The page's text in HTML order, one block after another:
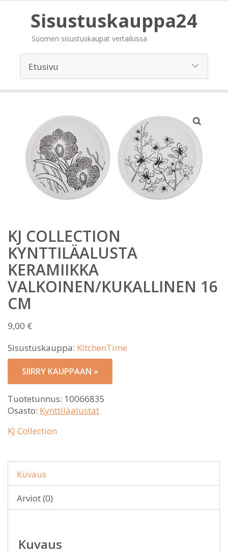
Sisustuskauppa24
Suomen sisustuskaupat vertailussa
KJ COLLECTION
KYNTTILÄALUSTA
KERAMIIKKA
VALKOINEN/KUKALLINEN 16
CM
9,00 €
Sisustuskauppa: KitchenTime
SIIRRY KAUPPAAN »
Tuotetunnus: 10066835
Osasto: Kynttiläalustat
KJ Collection
Kuvaus
Arviot (0)
Kuvaus